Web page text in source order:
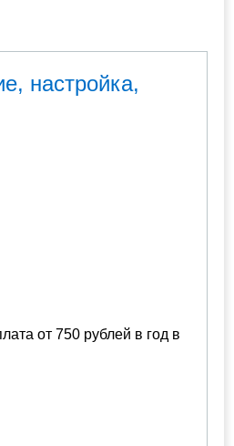
настройка,
от 750 рублей в год в